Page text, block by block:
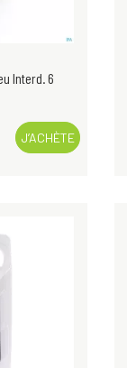
Interd. 6
J’ACHÈTE